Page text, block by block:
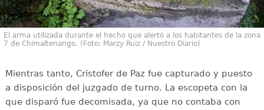
El arma utilizada durante el hecho que alertó a los habitantes de la zona
7 de Chimaltenango. (Foto: Marzy Ruiz / Nuestro Diario)
Mientras tanto, Cristofer de Paz fue capturado y puesto
a disposición del juzgado de turno. La escopeta con la
que disparó fue decomisada, ya que no contaba con